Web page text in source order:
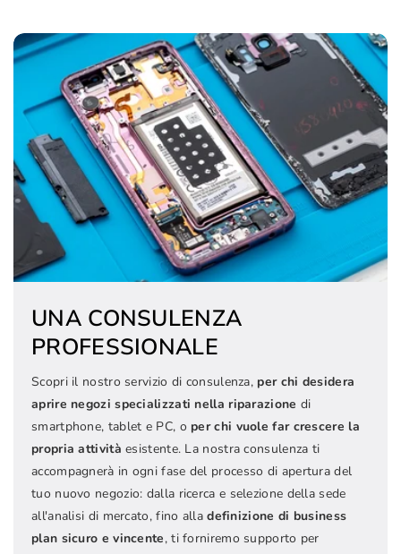
UNA CONSULENZA
PROFESSIONALE
Scopri il nostro servizio di consulenza, per chi desidera
aprire negozi specializzati nella riparazione di
smartphone, tablet e PC, o per chi vuole far crescere la
propria attività esistente. La nostra consulenza ti
accompagnerà in ogni fase del processo di apertura del
tuo nuovo negozio: dalla ricerca e selezione della sede
all'analisi di mercato, fino alladefinizione di business
plan sicuro e vincente, ti forniremo supporto per